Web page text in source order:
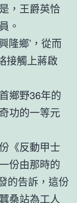
，王爵英恰
。
隆鄉’，從而
接觸上蔣啟
鄉野36年的
功的一等元
《反動甲士
份由那時的
的告訴，這份
桑站為工人